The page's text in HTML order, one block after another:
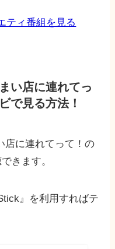
ティ番組を見る
い店に連れてっ
で見る方法！
店に連れてって！の
きます。
』を利用すればテ